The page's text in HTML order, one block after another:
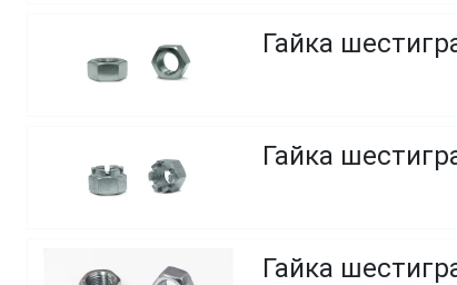
Гайка
Гайка
Гайка